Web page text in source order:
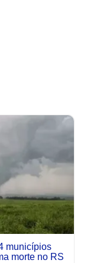
municípios
morte no RS